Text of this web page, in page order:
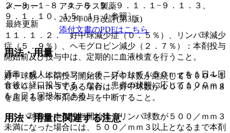
２、８．１−８．４、８．９、９．１．１−９．１．３、
９．１．１０、１５．１．１参照〕。
１１．１．２． 好中球減少症（０．５％）、リンパ球減少
症（５．９％）、ヘモグロビン減少（２．７％）：本剤投与
開始前及び投与中は、定期的に血液検査を行うこと。
好中球数：本剤投与開始後、好中球数が継続して５００〜１
０００／ｍｍ３である場合は、好中球数が１０００／ｍｍ３
を超えるまで本剤の投与を中断すること。
リンパ球数：本剤投与開始後、リンパ球数が５００／ｍｍ３
未満になった場合には、５００／ｍｍ３以上となるまで本剤
メーカー
アステラス製薬
最終更新
2023年08月改訂(第3版)
添付文書のPDFはこちら
用法・用量
通常、成人にはペフィシチニブとして１５０ｍｇを１日１回
食後に経口投与する。なお、患者の状態に応じて１００ｍｇ
を１日１回投与できる。
用法・用量に関連する注意